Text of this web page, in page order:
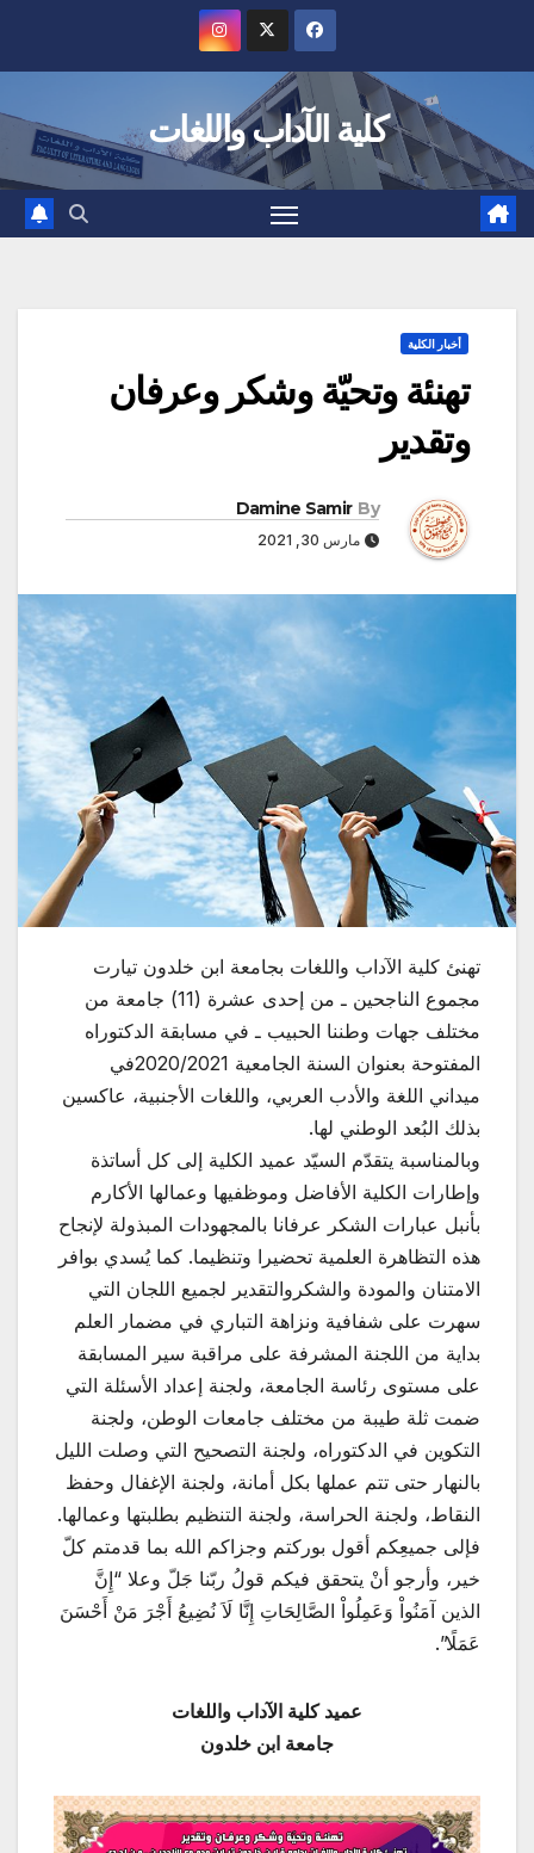
كلية الآداب واللغات
أخبار الكلية
تهنئة وتحيّة وشكر وعرفان
وتقدير
By
Damine Samir
مارس 30, 2021
تهنئ كلية الآداب واللغات بجامعة ابن خلدون تيارت
مجموع الناجحين ـ من إحدى عشرة (11) جامعة من
مختلف جهات وطننا الحبيب ـ في مسابقة الدكتوراه
المفتوحة بعنوان السنة الجامعية 2020/2021في
ميداني اللغة والأدب العربي، واللغات الأجنبية، عاكسين
بذلك البُعد الوطني لها.
وبالمناسبة يتقدّم السيّد عميد الكلية إلى كل أساتذة
وإطارات الكلية الأفاضل وموظفيها وعمالها الأكارم
بأنبل عبارات الشكر عرفانا بالمجهودات المبذولة لإنجاح
هذه التظاهرة العلمية تحضيرا وتنظيما. كما يُسدي بوافر
الامتنان والمودة والشكروالتقدير لجميع اللجان التي
سهرت على شفافية ونزاهة التباري في مضمار العلم
بداية من اللجنة المشرفة على مراقبة سير المسابقة
على مستوى رئاسة الجامعة، ولجنة إعداد الأسئلة التي
ضمت ثلة طيبة من مختلف جامعات الوطن، ولجنة
التكوين في الدكتوراه، ولجنة التصحيح التي وصلت الليل
بالنهار حتى تتم عملها بكل أمانة، ولجنة الإغفال وحفظ
النقاط، ولجنة الحراسة، ولجنة التنظيم بطلبتها وعمالها.
فإلى جميعِكم أقول بوركتم وجزاكم الله بما قدمتم كلّ
خير، وأرجو أنْ يتحقق فيكم قولُ ربّنا جَلّ وعلا “إِنَّ
الذين آمَنُواْ وَعَمِلُواْ الصَّالِحَاتِ إِنَّا لَاَ نُضِيعُ أَجْرَ مَنْ أَحْسَنَ
عَمَلًا”.
عميد كلية الآداب واللغات
جامعة ابن خلدون